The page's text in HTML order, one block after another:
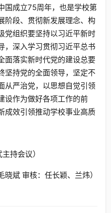
国成立75周年，也是学校第
阶段、贯彻新发展理念、构
党组织要坚持以习近平新时
，深入学习贯彻习近平总书
面落实新时代党的建设总要
坚持党的全面领导，坚定不
从严治党，以思想自觉引领
设作为做好各项工作的前
成效引领推动学校事业高质
持会议）
晓斌 审核：任长颖、兰炜）